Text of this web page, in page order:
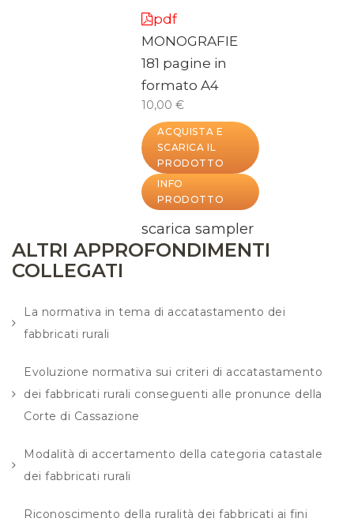
pdf
MONOGRAFIE
181 pagine in
formato A4
10,00 €
ACQUISTA E
SCARICA IL
PRODOTTO
INFO
PRODOTTO
scarica sampler
ALTRI APPROFONDIMENTI
COLLEGATI
La normativa in tema di accatastamento dei
fabbricati rurali
Evoluzione normativa sui criteri di accatastamento
dei fabbricati rurali conseguenti alle pronunce della
Corte di Cassazione
Modalità di accertamento della categoria catastale
dei fabbricati rurali
Riconoscimento della ruralità dei fabbricati ai fini